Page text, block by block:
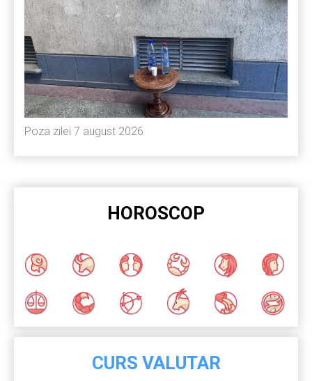
Poza zilei 7 august 2026
HOROSCOP
CURS VALUTAR